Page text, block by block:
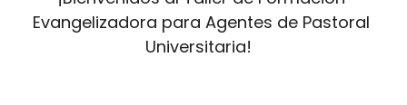
Evangelizadora para Agentes de Pastoral
Universitaria!